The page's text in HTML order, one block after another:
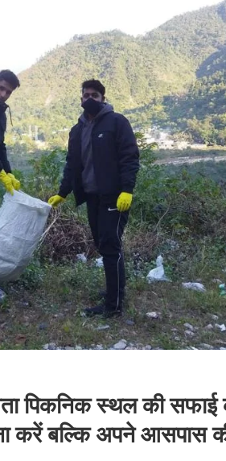
पिकनिक स्थल की
करें बल्कि अपने आसपास